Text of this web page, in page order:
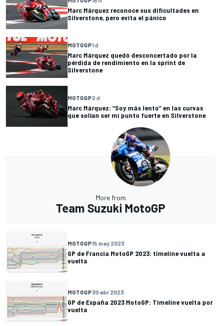
Marc Márquez reconoce sus dificultades en
Silverstone, pero evita el pánico
MOTOGP1 d
Marc Márquez quedó desconcertado por la
pérdida de rendimiento en la sprint de
Silverstone
MOTOGP2 d
Marc Márquez: “Soy más lento” en las curvas
que solían ser mi punto fuerte en Silverstone
More from
Team Suzuki MotoGP
MOTOGP15 may 2023
GP de Francia MotoGP 2023: timeline vuelta a
vuelta
MOTOGP30 abr 2023
GP de España 2023 MotoGP: Timeline vuelta por
vuelta